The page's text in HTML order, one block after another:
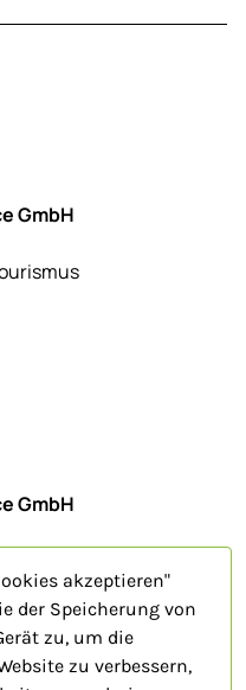
GmbH
GmbH
akzeptieren"
der Speicherung von
zu, um die
zu verbessern,